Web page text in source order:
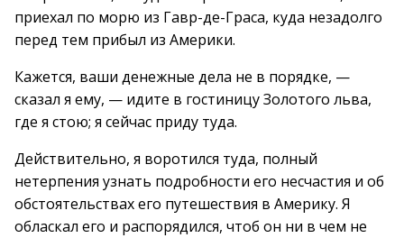
приехал по морю из Гавр-де-Граса, куда незадолго
перед тем прибыл из Америки.
Кажется, ваши денежные дела не в порядке, —
сказал я ему, — идите в гостиницу Золотого льва,
где я стою; я сейчас приду туда.
Действительно, я воротился туда, полный
нетерпения узнать подробности его несчастия и об
обстоятельствах его путешествия в Америку. Я
обласкал его и распорядился, чтоб он ни в чем не